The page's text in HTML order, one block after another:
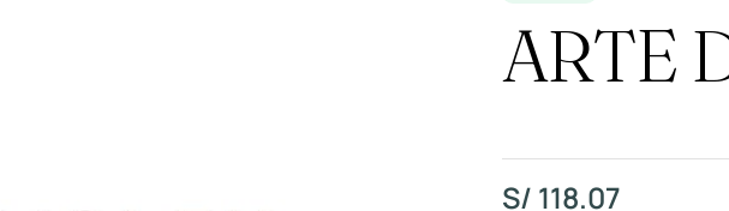
ARTE
S/ 118.07